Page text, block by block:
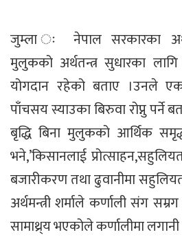
जुम्ला ः नेपाल सरकारका
मुलुकको अर्थतन्त्र सुधारका
योगदान रहेको बताए ।उनले
पाँचसय स्याउका बिरुवा रोप्नु पर्ने
बृद्धि बिना मुलुकको आर्थिक
भने,’किसानलाई
बजारीकरण तथा ढुवानीमा
अर्थमन्त्री शर्माले कर्णाली संग
सामाथ्र्य भएकोले कर्णालीमा